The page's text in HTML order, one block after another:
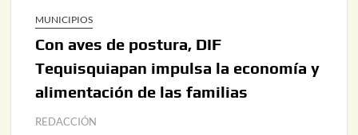
MUNICIPIOS
Con aves de postura, DIF
Tequisquiapan impulsa la economía y
alimentación de las familias
REDACCIÓN